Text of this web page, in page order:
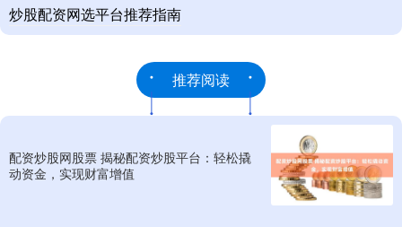
炒股配资网选平台推荐指南
推荐阅读
配资炒股网股票 揭秘配资炒股平台：轻松撬
动资金，实现财富增值